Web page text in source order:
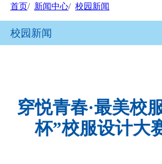
首页 新闻中心 校园新闻
校园新闻
穿悦青春·最美校
杯”校服设计大